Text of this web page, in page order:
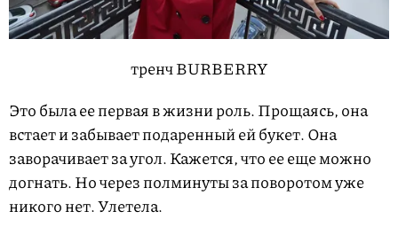
тренч BURBERRY
Это была ее первая в жизни роль. Прощаясь, она
встает и забывает подаренный ей букет. Она
заворачивает за угол. Кажется, что ее еще можно
догнать. Но через полминуты за поворотом уже
никого нет. Улетела.